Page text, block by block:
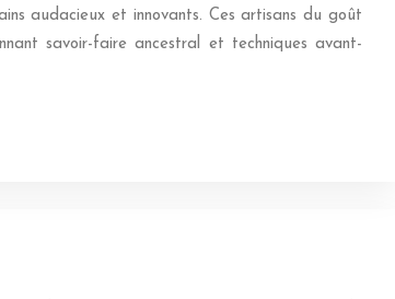
audacieux et innovants. Ces artisans du goût
savoir-faire ancestral et techniques avant-